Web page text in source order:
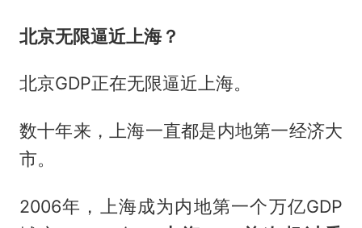
北京无限逼近上海？
北京GDP正在无限逼近上海。
数十年来，上海一直都是内地第一经济大
市。
2006年，上海成为内地第一个万亿GDP